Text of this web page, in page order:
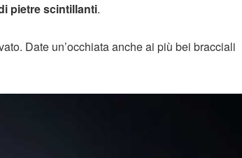
pietre scintillanti.
Date un’occhiata anche ai più bei bracciali